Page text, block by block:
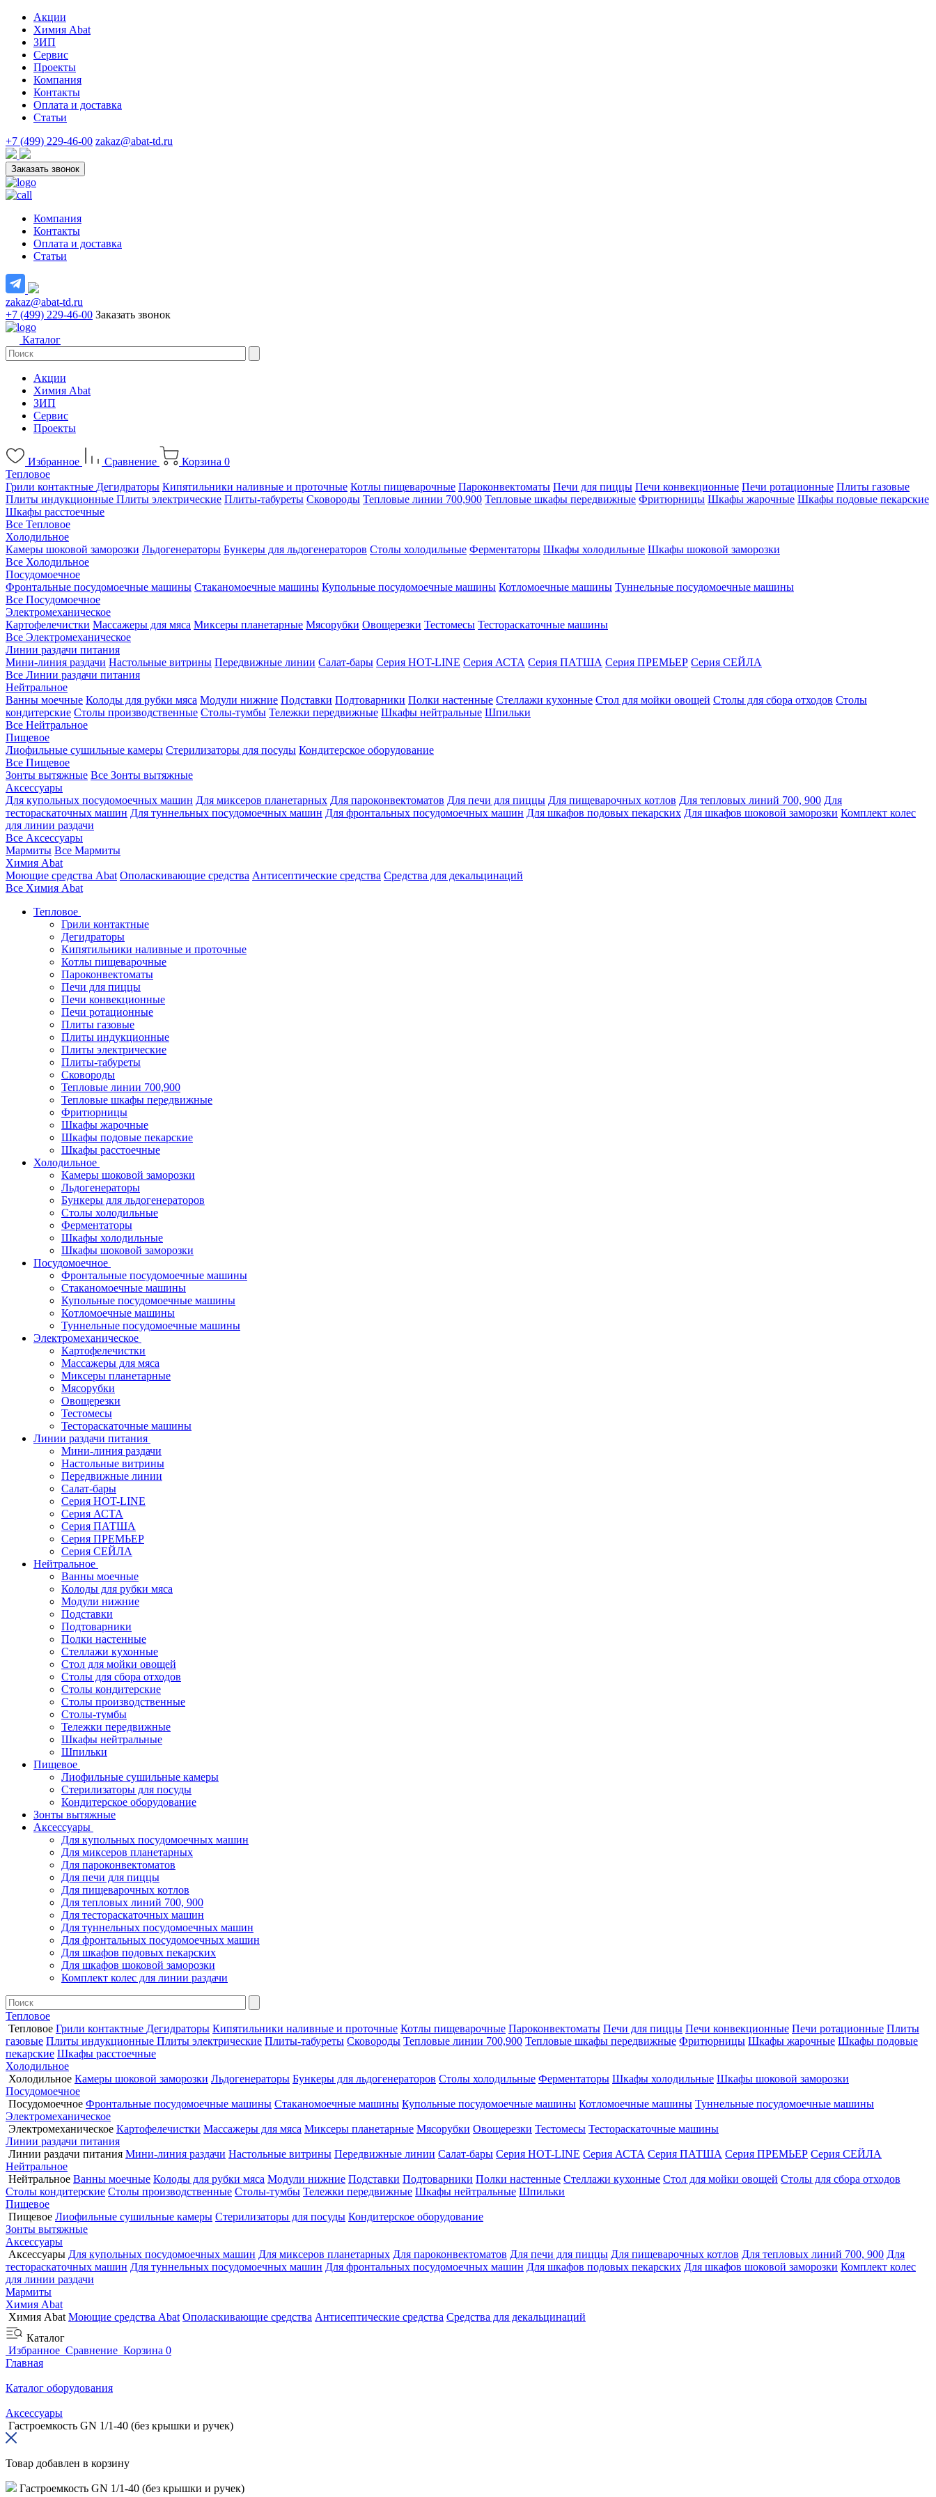
Акции
Химия Abat
ЗИП
Сервис
Проекты
Компания
Контакты
Оплата и доставка
Статьи
+7 (499) 229-46-00 zakaz@abat-td.ru
Заказать звонок
Компания
Контакты
Оплата и доставка
Статьи
zakaz@abat-td.ru
+7 (499) 229-46-00 Заказать звонок
Каталог
Акции
Химия Abat
ЗИП
Сервис
Проекты
Избранное Сравнение Корзина 0
Тепловое
Грили контактные Дегидраторы Кипятильники наливные и проточные Котлы пищеварочные Пароконвектоматы Печи для пиццы Печи конвекционные Печи ротационные Плиты газовые
Плиты индукционные Плиты электрические Плиты-табуреты Сковороды Тепловые линии 700,900 Тепловые шкафы передвижные Фритюрницы Шкафы жарочные Шкафы подовые пекарские
Шкафы расстоечные
Все Тепловое
Холодильное
Камеры шоковой заморозки Льдогенераторы Бункеры для льдогенераторов Столы холодильные Ферментаторы Шкафы холодильные Шкафы шоковой заморозки
Все Холодильное
Посудомоечное
Фронтальные посудомоечные машины Стаканомоечные машины Купольные посудомоечные машины Котломоечные машины Туннельные посудомоечные машины
Все Посудомоечное
Электромеханическое
Картофелечистки Массажеры для мяса Миксеры планетарные Мясорубки Овощерезки Тестомесы Тестораскаточные машины
Все Электромеханическое
Линии раздачи питания
Мини-линия раздачи Настольные витрины Передвижные линии Салат-бары Серия HOT-LINE Серия АСТА Серия ПАТША Серия ПРЕМЬЕР Серия СЕЙЛА
Все Линии раздачи питания
Нейтральное
Ванны моечные Колоды для рубки мяса Модули нижние Подставки Подтоварники Полки настенные Стеллажи кухонные Стол для мойки овощей Столы для сбора отходов Столы
кондитерские Столы производственные Столы-тумбы Тележки передвижные Шкафы нейтральные Шпильки
Все Нейтральное
Пищевое
Лиофильные сушильные камеры Стерилизаторы для посуды Кондитерское оборудование
Все Пищевое
Зонты вытяжные Все Зонты вытяжные
Аксессуары
Для купольных посудомоечных машин Для миксеров планетарных Для пароконвектоматов Для печи для пиццы Для пищеварочных котлов Для тепловых линий 700, 900 Для
тестораскаточных машин Для туннельных посудомоечных машин Для фронтальных посудомоечных машин Для шкафов подовых пекарских Для шкафов шоковой заморозки Комплект колес
для линии раздачи
Все Аксессуары
Мармиты Все Мармиты
Химия Abat
Моющие средства Abat Ополаскивающие средства Антисептические средства Средства для декальцинаций
Все Химия Abat
Тепловое
Грили контактные
Дегидраторы
Кипятильники наливные и проточные
Котлы пищеварочные
Пароконвектоматы
Печи для пиццы
Печи конвекционные
Печи ротационные
Плиты газовые
Плиты индукционные
Плиты электрические
Плиты-табуреты
Сковороды
Тепловые линии 700,900
Тепловые шкафы передвижные
Фритюрницы
Шкафы жарочные
Шкафы подовые пекарские
Шкафы расстоечные
Холодильное
Камеры шоковой заморозки
Льдогенераторы
Бункеры для льдогенераторов
Столы холодильные
Ферментаторы
Шкафы холодильные
Шкафы шоковой заморозки
Посудомоечное
Фронтальные посудомоечные машины
Стаканомоечные машины
Купольные посудомоечные машины
Котломоечные машины
Туннельные посудомоечные машины
Электромеханическое
Картофелечистки
Массажеры для мяса
Миксеры планетарные
Мясорубки
Овощерезки
Тестомесы
Тестораскаточные машины
Линии раздачи питания
Мини-линия раздачи
Настольные витрины
Передвижные линии
Салат-бары
Серия HOT-LINE
Серия АСТА
Серия ПАТША
Серия ПРЕМЬЕР
Серия СЕЙЛА
Нейтральное
Ванны моечные
Колоды для рубки мяса
Модули нижние
Подставки
Подтоварники
Полки настенные
Стеллажи кухонные
Стол для мойки овощей
Столы для сбора отходов
Столы кондитерские
Столы производственные
Столы-тумбы
Тележки передвижные
Шкафы нейтральные
Шпильки
Пищевое
Лиофильные сушильные камеры
Стерилизаторы для посуды
Кондитерское оборудование
Зонты вытяжные
Аксессуары
Для купольных посудомоечных машин
Для миксеров планетарных
Для пароконвектоматов
Для печи для пиццы
Для пищеварочных котлов
Для тепловых линий 700, 900
Для тестораскаточных машин
Для туннельных посудомоечных машин
Для фронтальных посудомоечных машин
Для шкафов подовых пекарских
Для шкафов шоковой заморозки
Комплект колес для линии раздачи
Тепловое
Тепловое Грили контактные Дегидраторы Кипятильники наливные и проточные Котлы пищеварочные Пароконвектоматы Печи для пиццы Печи конвекционные Печи ротационные Плиты
газовые Плиты индукционные Плиты электрические Плиты-табуреты Сковороды Тепловые линии 700,900 Тепловые шкафы передвижные Фритюрницы Шкафы жарочные Шкафы подовые
пекарские Шкафы расстоечные
Холодильное
Холодильное Камеры шоковой заморозки Льдогенераторы Бункеры для льдогенераторов Столы холодильные Ферментаторы Шкафы холодильные Шкафы шоковой заморозки
Посудомоечное
Посудомоечное Фронтальные посудомоечные машины Стаканомоечные машины Купольные посудомоечные машины Котломоечные машины Туннельные посудомоечные машины
Электромеханическое
Электромеханическое Картофелечистки Массажеры для мяса Миксеры планетарные Мясорубки Овощерезки Тестомесы Тестораскаточные машины
Линии раздачи питания
Линии раздачи питания Мини-линия раздачи Настольные витрины Передвижные линии Салат-бары Серия HOT-LINE Серия АСТА Серия ПАТША Серия ПРЕМЬЕР Серия СЕЙЛА
Нейтральное
Нейтральное Ванны моечные Колоды для рубки мяса Модули нижние Подставки Подтоварники Полки настенные Стеллажи кухонные Стол для мойки овощей Столы для сбора отходов
Столы кондитерские Столы производственные Столы-тумбы Тележки передвижные Шкафы нейтральные Шпильки
Пищевое
Пищевое Лиофильные сушильные камеры Стерилизаторы для посуды Кондитерское оборудование
Зонты вытяжные
Аксессуары
Аксессуары Для купольных посудомоечных машин Для миксеров планетарных Для пароконвектоматов Для печи для пиццы Для пищеварочных котлов Для тепловых линий 700, 900 Для
тестораскаточных машин Для туннельных посудомоечных машин Для фронтальных посудомоечных машин Для шкафов подовых пекарских Для шкафов шоковой заморозки Комплект колес
для линии раздачи
Мармиты
Химия Abat
Химия Abat Моющие средства Abat Ополаскивающие средства Антисептические средства Средства для декальцинаций
Каталог
Избранное Сравнение Корзина 0
Главная
Каталог оборудования
Аксессуары
Гастроемкость GN 1/1-40 (без крышки и ручек)
Товар добавлен в корзину
Гастроемкость GN 1/1-40 (без крышки и ручек)